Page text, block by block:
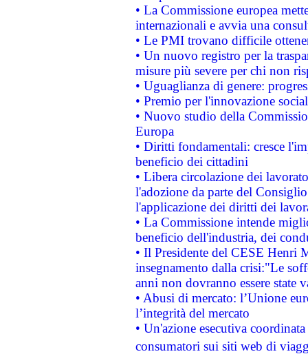
• La Commissione europea
internazionali e avvia una
• Le PMI trovano difficile
• Un nuovo registro per la
misure più severe per chi non
• Uguaglianza di genere:
• Premio per l'innovazione
• Nuovo studio della
Europa
• Diritti fondamentali: cresce
beneficio dei cittadini
• Libera circolazione dei
l'adozione da parte del
l'applicazione dei diritti dei
• La Commissione intende
beneficio dell'industria, dei
• Il Presidente del CESE Henri
insegnamento dalla crisi:"Le
anni non dovranno essere state
• Abusi di mercato: l’Unione
l’integrità del mercato
• Un'azione esecutiva
consumatori sui siti web di